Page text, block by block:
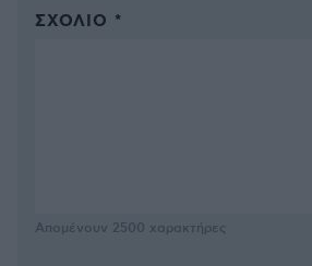
ΣΧΌΛΙΟ *
Απομένουν 2500 χαρακτήρες